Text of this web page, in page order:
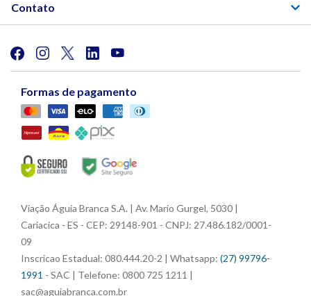
Contato
Formas de pagamento
Viação Águia Branca S.A. | Av. Mario Gurgel, 5030 |
Cariacica - ES - CEP: 29148-901 - CNPJ: 27.486.182/0001-
09
Inscricao Estadual: 080.444.20-2 | Whatsapp: (27) 99796-
1991 - SAC | Telefone: 0800 725 1211 |
sac@aguiabranca.com.br